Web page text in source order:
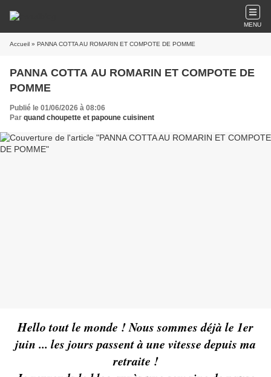
MENU
Accueil » PANNA COTTA AU ROMARIN ET COMPOTE DE POMME
PANNA COTTA AU ROMARIN ET COMPOTE DE
POMME
Publié le 01/06/2026 à 08:06
Par quand choupette et papoune cuisinent
Hello tout le monde ! Nous sommes déjà le 1er
juin ... les jours passent à une vitesse depuis ma
retraite !